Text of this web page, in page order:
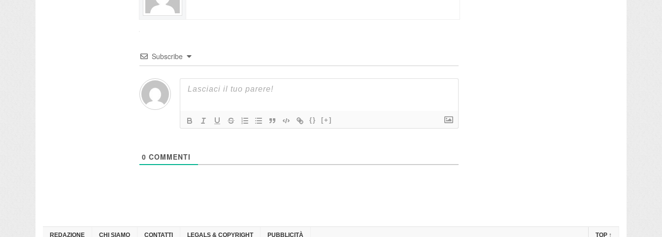
Subscribe
{} [+]
0 COMMENTI
REDAZIONE CHI SIAMO CONTATTI LEGALS & COPYRIGHT PUBBLICITÀ TOP ↑